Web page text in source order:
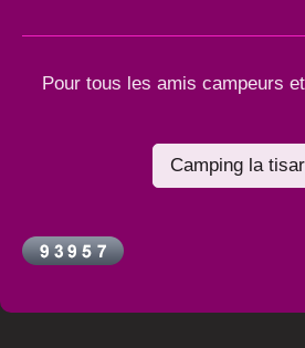
Pour tous les amis campeurs
Camping la